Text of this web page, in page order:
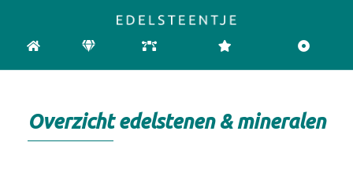
Overzichtedelstenen & mineralen